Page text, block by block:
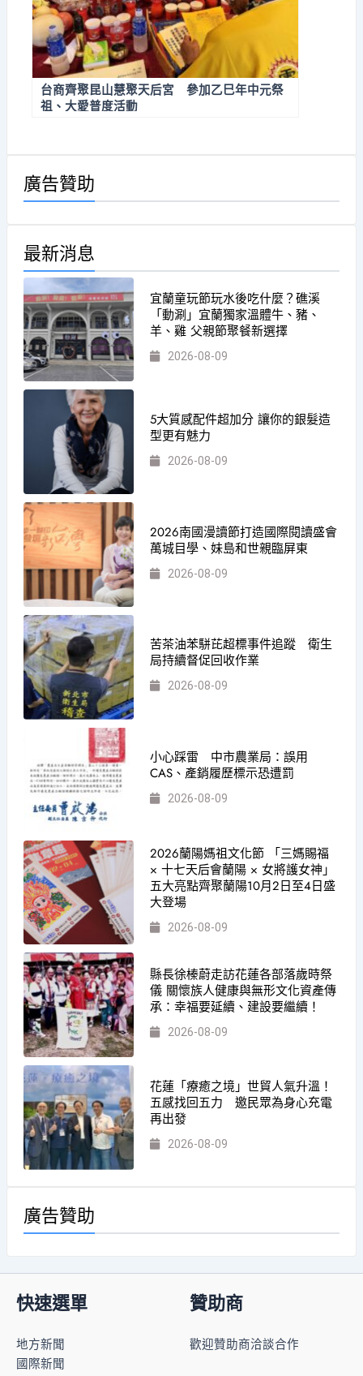
台商齊聚昆山慧聚天后宮 參加乙巳年中元祭
祖、大愛普度活動
廣告贊助
最新消息
宜蘭童玩節玩水後吃什麼？礁溪
「動涮」宜蘭獨家溫體牛、豬、
羊、雞 父親節聚餐新選擇
2026-08-09
5大質感配件超加分 讓你的銀髮造
型更有魅力
2026-08-09
2026南國漫讀節打造國際閱讀盛會
萬城目學、妹島和世親臨屏東
2026-08-09
苦茶油苯駢芘超標事件追蹤 衛生
局持續督促回收作業
2026-08-09
小心踩雷 中市農業局：誤用
CAS、產銷履歷標示恐遭罰
2026-08-09
2026蘭陽媽祖文化節 「三媽賜福
× 十七天后會蘭陽 × 女將護女神」
五大亮點齊聚蘭陽10月2日至4日盛
大登場
2026-08-09
縣長徐榛蔚走訪花蓮各部落歲時祭
儀 關懷族人健康與無形文化資產傳
承：幸福要延續、建設要繼續！
2026-08-09
花蓮「療癒之境」世貿人氣升溫！
五感找回五力 邀民眾為身心充電
再出發
2026-08-09
廣告贊助
快速選單
地方新聞
國際新聞
贊助商
歡迎贊助商洽談合作